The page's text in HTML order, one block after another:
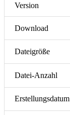
Version
Download
Dateigröße
Datei-Anzahl
Erstellungsdatum